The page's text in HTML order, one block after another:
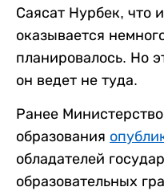
Саясат Нурбек, что
оказывается
планировалось. Но
он ведет не туда.
Ранее
образования
обладателей
образовательных